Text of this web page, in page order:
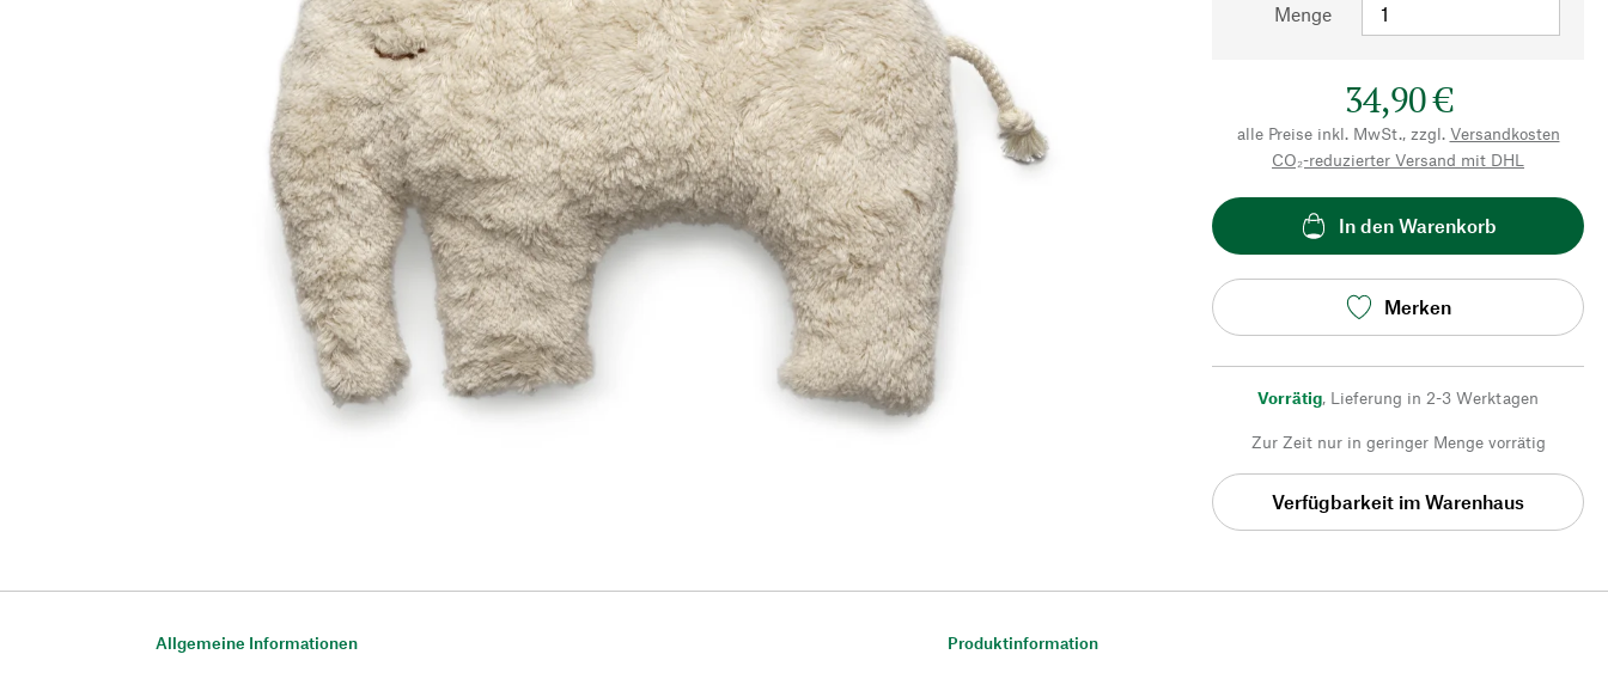
Menge
34,90 €
alle Preise inkl. MwSt., zzgl. Versandkosten
CO₂-reduzierter Versand mit DHL
In den Warenkorb
Merken
Vorrätig, Lieferung in 2-3 Werktagen
Zur Zeit nur in geringer Menge vorrätig
Verfügbarkeit im Warenhaus
Allgemeine Informationen Produktinformation